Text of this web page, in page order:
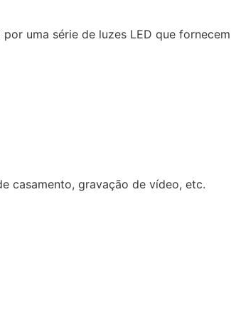
uma série de luzes LED que fornecem
casamento, gravação de vídeo, etc.